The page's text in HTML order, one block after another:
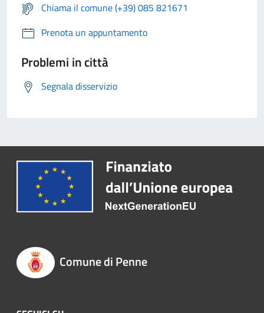
Chiama il comune (+39) 085 821671
Prenota un appuntamento
Problemi in città
Segnala disservizio
Comune di Penne